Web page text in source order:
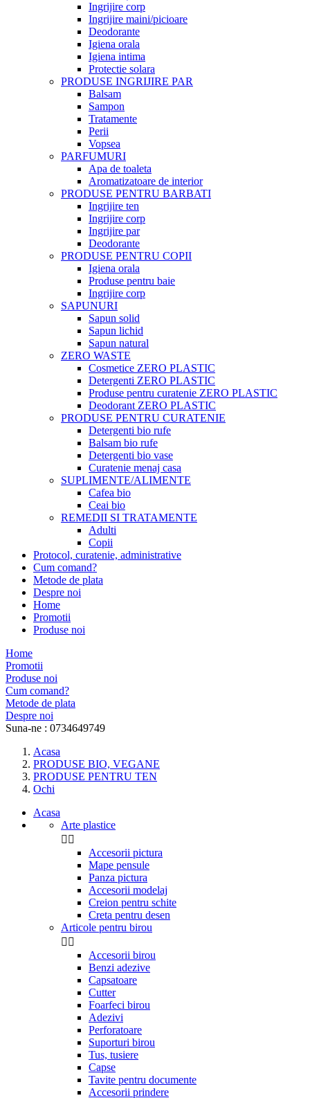
Ingrijire corp
Ingrijire maini/picioare
Deodorante
Igiena orala
Igiena intima
Protectie solara
PRODUSE INGRIJIRE PAR
Balsam
Sampon
Tratamente
Perii
Vopsea
PARFUMURI
Apa de toaleta
Aromatizatoare de interior
PRODUSE PENTRU BARBATI
Ingrijire ten
Ingrijire corp
Ingrijire par
Deodorante
PRODUSE PENTRU COPII
Igiena orala
Produse pentru baie
Ingrijire corp
SAPUNURI
Sapun solid
Sapun lichid
Sapun natural
ZERO WASTE
Cosmetice ZERO PLASTIC
Detergenti ZERO PLASTIC
Produse pentru curatenie ZERO PLASTIC
Deodorant ZERO PLASTIC
PRODUSE PENTRU CURATENIE
Detergenti bio rufe
Balsam bio rufe
Detergenti bio vase
Curatenie menaj casa
SUPLIMENTE/ALIMENTE
Cafea bio
Ceai bio
REMEDII SI TRATAMENTE
Adulti
Copii
Protocol, curatenie, administrative
Cum comand?
Metode de plata
Despre noi
Home
Promotii
Produse noi
Home
Promotii
Produse noi
Cum comand?
Metode de plata
Despre noi
Suna-ne : 0734649749
Acasa
PRODUSE BIO, VEGANE
PRODUSE PENTRU TEN
Ochi
Acasa
Arte plastice
 
Accesorii pictura
Mape pensule
Panza pictura
Accesorii modelaj
Creion pentru schite
Creta pentru desen
Articole pentru birou
 
Accesorii birou
Benzi adezive
Capsatoare
Cutter
Foarfeci birou
Adezivi
Perforatoare
Suporturi birou
Tus, tusiere
Capse
Tavite pentru documente
Accesorii prindere